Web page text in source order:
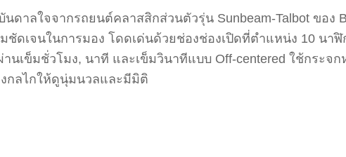
ดาลใจจากรถยนต์คลาสสิกส่วนตัวรุ่น Sunbeam-Talbot ของ
ดเจนในการมอง โดดเด่นด้วยช่องช่องเปิดที่ตำแหน่ง 10 นาฬิ
านเข็มชั่วโมง, นาที และเข็มวินาทีแบบ Off-centered ใช้กระ
กลไกให้ดูนุ่มนวลและมีมิติ